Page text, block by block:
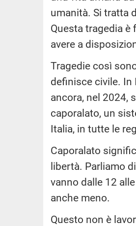
umanità. Si tratta
Questa tragedia
avere a
Tragedie così
definisce civile. In
ancora, nel 2024,
caporalato, un
Italia, in tutte le
Caporalato
libertà. Parliamo
vanno dalle 12
anche meno.
Questo non è